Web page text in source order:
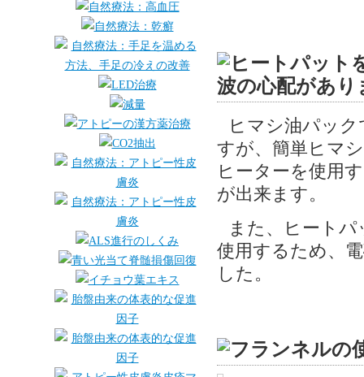
ヒマシ油パッ
すが、簡単ヒマ
ヒーターを使用
が出来ます。
また、ヒート
使用するため、
した。